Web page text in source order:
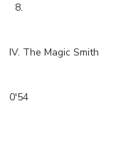
8.
IV. The Magic Smith
0'54